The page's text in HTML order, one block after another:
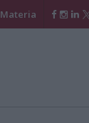
Materia